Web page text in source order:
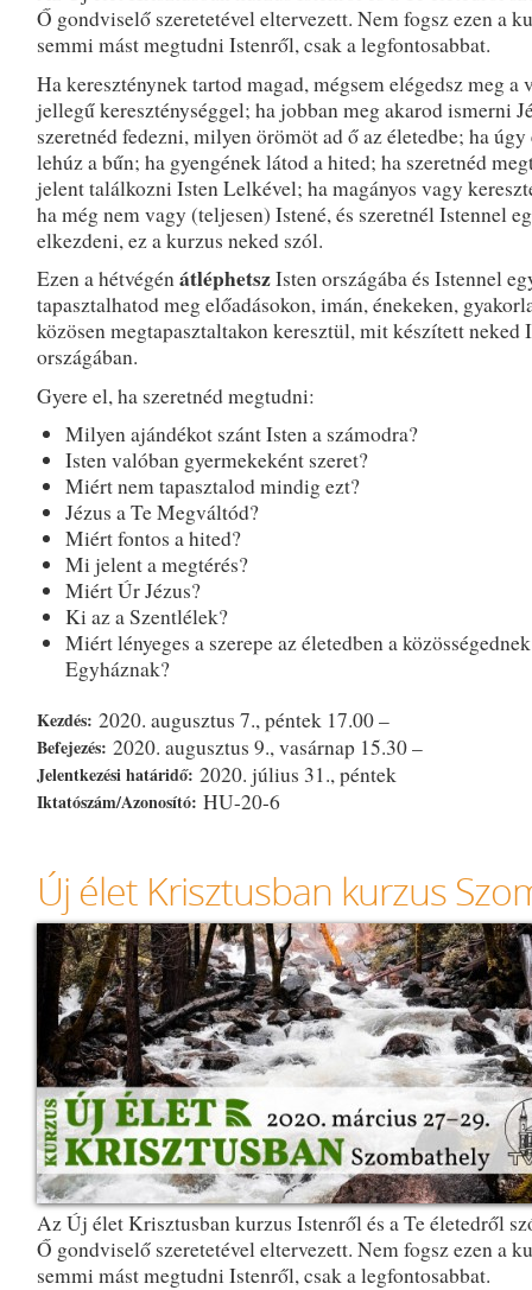
Ő gondviselő szeretetével eltervezett. Nem fogsz ezen a
semmi mást megtudni Istenről, csak a legfontosabbat.
Ha kereszténynek tartod magad, mégsem elégedsz meg a
jellegű kereszténységgel; ha jobban meg akarod ismerni
szeretnéd fedezni, milyen örömöt ad ő az életedbe; ha úgy
lehúz a bűn; ha gyengének látod a hited; ha szeretnéd
jelent találkozni Isten Lelkével; ha magányos vagy
ha még nem vagy (teljesen) Istené, és szeretnél Istennel
elkezdeni, ez a kurzus neked szól.
Ezen a hétvégénátléphetszIsten országába és Istennel
tapasztalhatod meg előadásokon, imán, énekeken,
közösen megtapasztaltakon keresztül, mit készített neked
országában.
Gyere el, ha szeretnéd megtudni:
Milyen ajándékot szánt Isten a számodra?
Isten valóban gyermekeként szeret?
Miért nem tapasztalod mindig ezt?
Jézus a Te Megváltód?
Miért fontos a hited?
Mi jelent a megtérés?
Miért Úr Jézus?
Ki az a Szentlélek?
Miért lényeges a szerepe az életedben a
Egyháznak?
Kezdés: 2020. augusztus 7., péntek 17.00 –
Befejezés: 2020. augusztus 9., vasárnap 15.30 –
Jelentkezési határidő: 2020. július 31., péntek
Iktatószám/Azonosító: HU-20-6
Új élet Krisztusban kurzus
Az Új élet Krisztusban kurzus Istenről és a Te életedről
Ő gondviselő szeretetével eltervezett. Nem fogsz ezen a
semmi mást megtudni Istenről, csak a legfontosabbat.